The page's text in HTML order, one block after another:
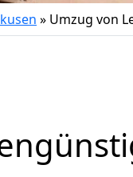
» Umzug von